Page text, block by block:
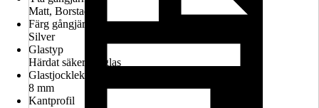
Matt, Borstad
Färg gångjärn
Silver
Glastyp
Härdat säkerhetsglas
Glastjocklek
8 mm
Kantprofil